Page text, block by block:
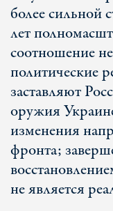
более сильной
лет
соотношение
политические
заставляют
оружия
изменения
фронта;
не является